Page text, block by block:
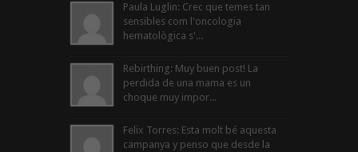
Paula Luglin: Crec que temes tan
sensibles com l'oncologia
hematològica s'...
Rebirthing: Muy buen post! La
perdida de una mama es un
choque muy impor...
Felix Torres: Esta molt bé aquesta
campanya y penso que desde la